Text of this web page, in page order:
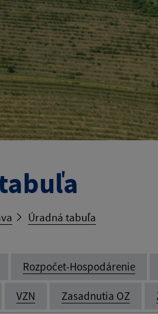
Úradná tabuľa
Rozpočet-Hospodárenie
VZN Zasadnutia OZ